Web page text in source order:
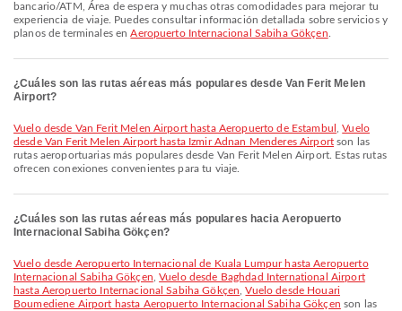
bancario/ATM, Área de espera y muchas otras comodidades para mejorar tu
experiencia de viaje. Puedes consultar información detallada sobre servicios y
planos de terminales enAeropuerto Internacional Sabiha Gökçen
¿Cuáles son las rutas aéreas más populares desde Van Ferit Melen
Airport?
Vuelo desde Van Ferit Melen Airport hasta Aeropuerto de Estambul ,Vuelo
desde Van Ferit Melen Airport hasta Izmir Adnan Menderes Airportson las
rutas aeroportuarias más populares desde Van Ferit Melen Airport. Estas rutas
ofrecen conexiones convenientes para tu viaje.
¿Cuáles son las rutas aéreas más populares hacia Aeropuerto
Internacional Sabiha Gökçen?
Vuelo desde Aeropuerto Internacional de Kuala Lumpur hasta Aeropuerto
Internacional Sabiha Gökçen ,Vuelo desde Baghdad International Airport
hasta Aeropuerto Internacional Sabiha Gökçen ,Vuelo desde Houari
Boumediene Airport hasta Aeropuerto Internacional Sabiha Gökçen son las